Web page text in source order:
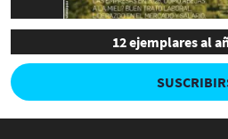
12 ejemplares al